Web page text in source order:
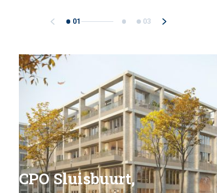
01 03
CPO Sluisbuurt,